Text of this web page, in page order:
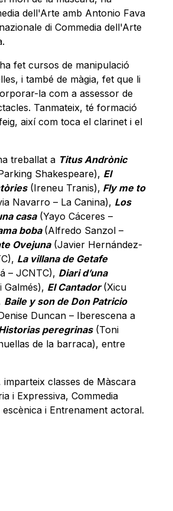
dell'Arte amb Antonio Fava
di Commedia dell'Arte
fet cursos de manipulació
i també de màgia, fet que li
la com a assessor de
Tanmateix, té formació
així com toca el clarinet i el
treballat a Titus Andrònic
Shakespeare), El
(Ireneu Tranis), Fly me to
Navarro – La Canina), Los
casa(Yayo Cáceres –
boba (Alfredo Sanzol –
Ovejuna(Javier Hernández-
La villana de Getafe
– JCNTC), Diari d’una
El Cantador (Xicu
Baile y son de Don Patricio
Duncan – Iberescena a
peregrinas(Toni
de la barraca), entre
imparteix classes de Màscara
i Expressiva, Commedia
escènica i Entrenament actoral.